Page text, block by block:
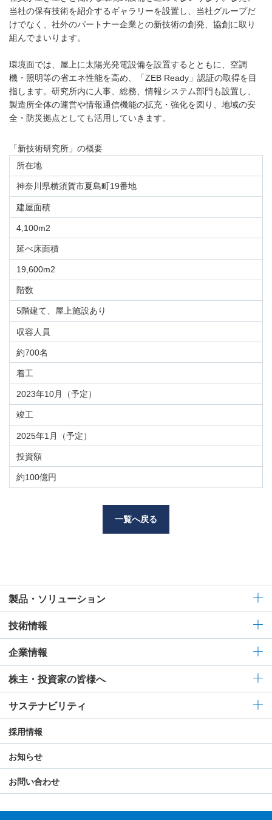
当社の保有技術を紹介するギャラリーを設置し、当社グループだ
けでなく、社外のパートナー企業との新技術の創発、協創に取り
組んでまいります。
環境面では、屋上に太陽光発電設備を設置するとともに、空調
機・照明等の省エネ性能を高め、「ZEB Ready」認証の取得を目
指します。研究所内に人事、総務、情報システム部門も設置し、
製造所全体の運営や情報通信機能の拡充・強化を図り、地域の安
全・防災拠点としても活用していきます。
「新技術研究所」の概要
所在地
神奈川県横須賀市夏島町19番地
建屋面積
4,100m2
延べ床面積
19,600m2
階数
5階建て、屋上施設あり
収容人員
約700名
着工
2023年10月（予定）
竣工
2025年1月（予定）
投資額
約100億円
一覧へ戻る
製品・ソリューション
技術情報
企業情報
株主・投資家の皆様へ
サステナビリティ
採用情報
お知らせ
お問い合わせ